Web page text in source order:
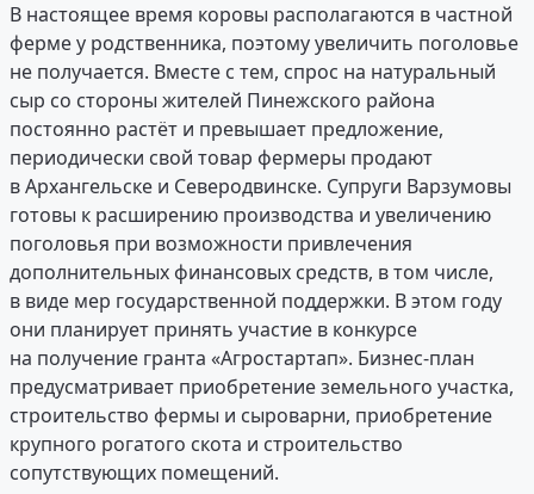
В настоящее время коровы располагаются в частной
ферме у родственника, поэтому увеличить поголовье
не получается. Вместе с тем, спрос на натуральный
сыр со стороны жителей Пинежского района
постоянно растёт и превышает предложение,
периодически свой товар фермеры продают
в Архангельске и Северодвинске. Супруги Варзумовы
готовы к расширению производства и увеличению
поголовья при возможности привлечения
дополнительных финансовых средств, в том числе,
в виде мер государственной поддержки. В этом году
они планирует принять участие в конкурсе
на получение гранта «Агростартап». Бизнес-план
предусматривает приобретение земельного участка,
строительство фермы и сыроварни, приобретение
крупного рогатого скота и строительство
сопутствующих помещений.